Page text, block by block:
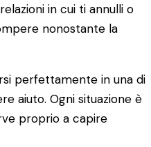
in cui ti annulli o
nonostante la
perfettamente in una di
aiuto. Ogni situazione è
proprio a capire